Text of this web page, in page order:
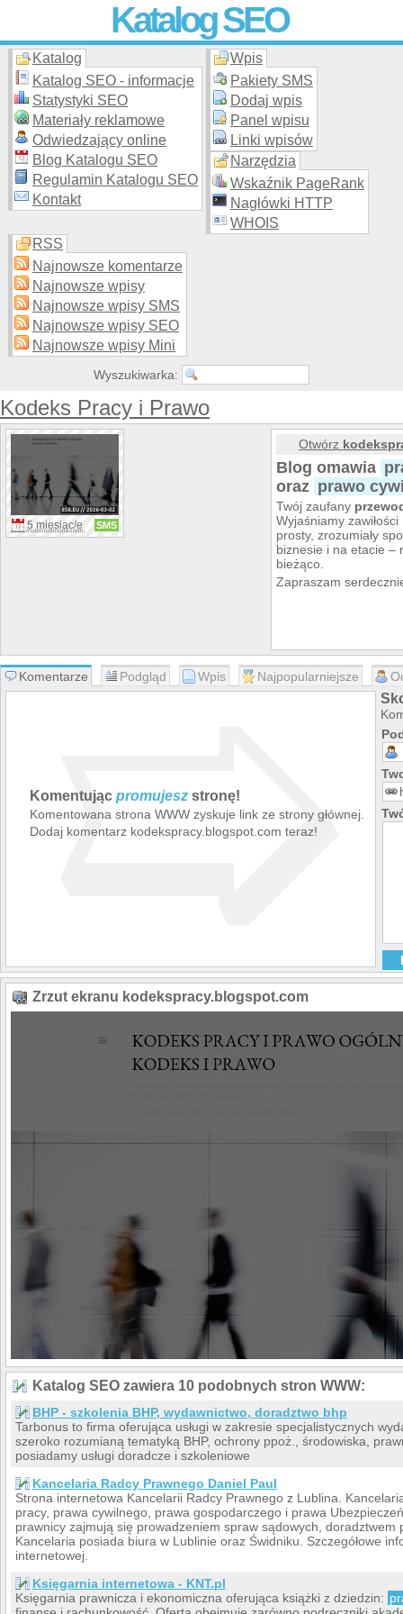
Katalog SEO
Skuteczna i promocja stron WWW –
moderowanego katalogu za darmo!
Katalog
Katalog SEO - informacje
Statystyki SEO
Materiały reklamowe
Odwiedzający online
Blog Katalogu SEO
Regulamin Katalogu SEO
Kontakt
Wpis
Pakiety SMS
Dodaj wpis
Panel wpisu
Linki wpisów
Narzędzia
Wskaźnik PageRank
Nagłówki HTTP
WHOIS
RSS
Najnowsze komentarze
Najnowsze wpisy
Najnowsze wpisy SMS
Najnowsze wpisy SEO
Najnowsze wpisy Mini
Wyszukiwarka:
Kodeks Pracy i Prawo
5 miesiąc/e SMS
Otwórz
Blog omawia
oraz prawo
Twój zaufany
Wyjaśniamy
prosty, zrozumiały
biznesie i na etacie –
bieżąco.
Zapraszam
Komentarze Podgląd Wpis Najpopularniejsze
Komentując promujesz stronę!
Komentowana strona WWW zyskuje link ze strony głównej.
Dodaj komentarz kodekspracy.blogspot.com teraz!
➯
Zrzut ekranu kodekspracy.blogspot.com
Katalog SEO zawiera 10 podobnych stron WWW:
BHP - szkolenia BHP, wydawnictwo, doradztwo bhp
Tarbonus to firma oferująca usługi w zakresie specjalistycznych
szeroko rozumianą tematyką BHP, ochrony ppoż., środowiska,
posiadamy usługi doradcze i szkoleniowe
Kancelaria Radcy Prawnego Daniel Paul
Strona internetowa Kancelarii Radcy Prawnego z Lublina.
pracy, prawa cywilnego, prawa gospodarczego i prawa
prawnicy zajmują się prowadzeniem spraw sądowych,
Kancelaria posiada biura w Lublinie oraz Świdniku. Szczegółowe
internetowej.
Księgarnia internetowa - KNT.pl
Księgarnia prawnicza i ekonomiczna oferująca książki z dziedzin: